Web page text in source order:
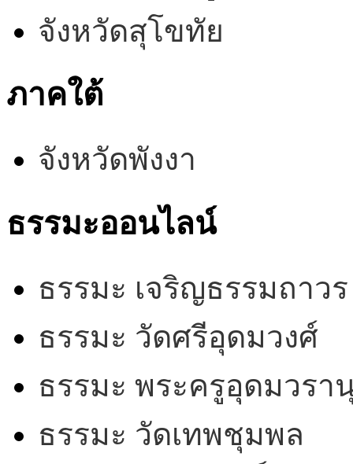
จังหวัดสุโขทัย
ภาคใต้
จังหวัดพังงา
ธรรมะออนไลน์
ธรรมะ เจริญธรรมถาวร
ธรรมะ วัดศรีอุดมวงศ์
ธรรมะ พระครูอุดมวรา
ธรรมะ วัดเทพชุมพล